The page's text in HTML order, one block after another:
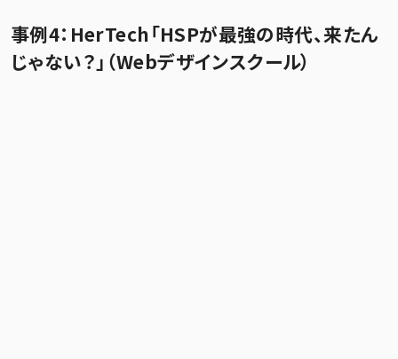
事例4：HerTech「HSPが最強の時代、来たん
じゃない？」（Webデザインスクール）